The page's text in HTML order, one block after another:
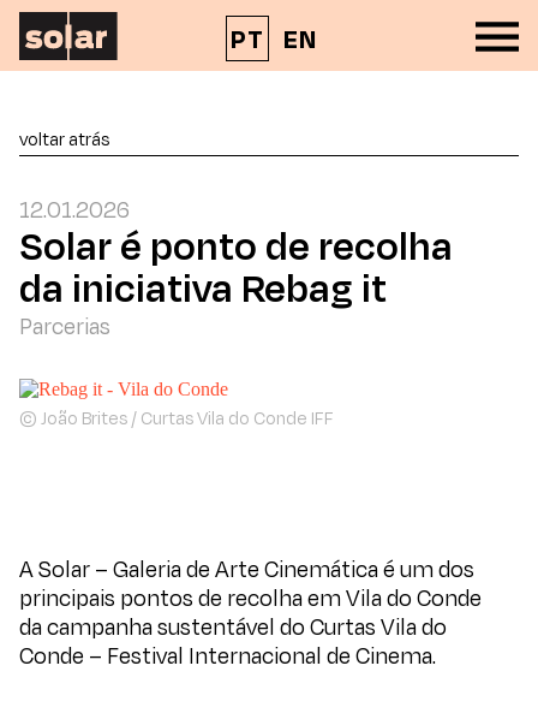
PT EN
voltar atrás
12.01.2026
Solar é ponto de recolha
da iniciativa Rebag it
Parcerias
© João Brites / Curtas Vila do Conde IFF
A Solar – Galeria de Arte Cinemática é um dos
principais pontos de recolha em Vila do Conde
da campanha sustentável doCurtas Vila do
Conde – Festival Internacional de Cinema.